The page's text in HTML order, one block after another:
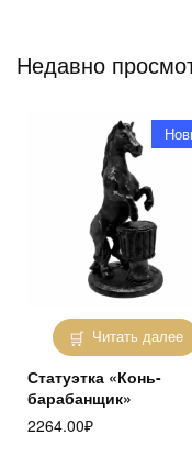
Недавно
Читать далее
Статуэтка «Конь-
барабанщик»
2264.00₽